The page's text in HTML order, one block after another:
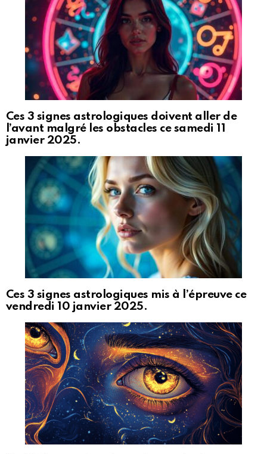
Ces 3 signes astrologiques doivent aller de
l’avant malgré les obstacles ce samedi 11
janvier 2025.
Ces 3 signes astrologiques mis à l’épreuve ce
vendredi 10 janvier 2025.